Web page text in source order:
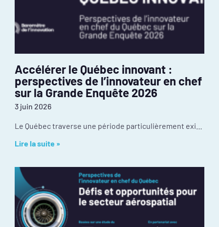
Accélérer le Québec innovant :
perspectives de l’innovateur en chef
sur la Grande Enquête 2026
3 juin 2026
Lire la suite »